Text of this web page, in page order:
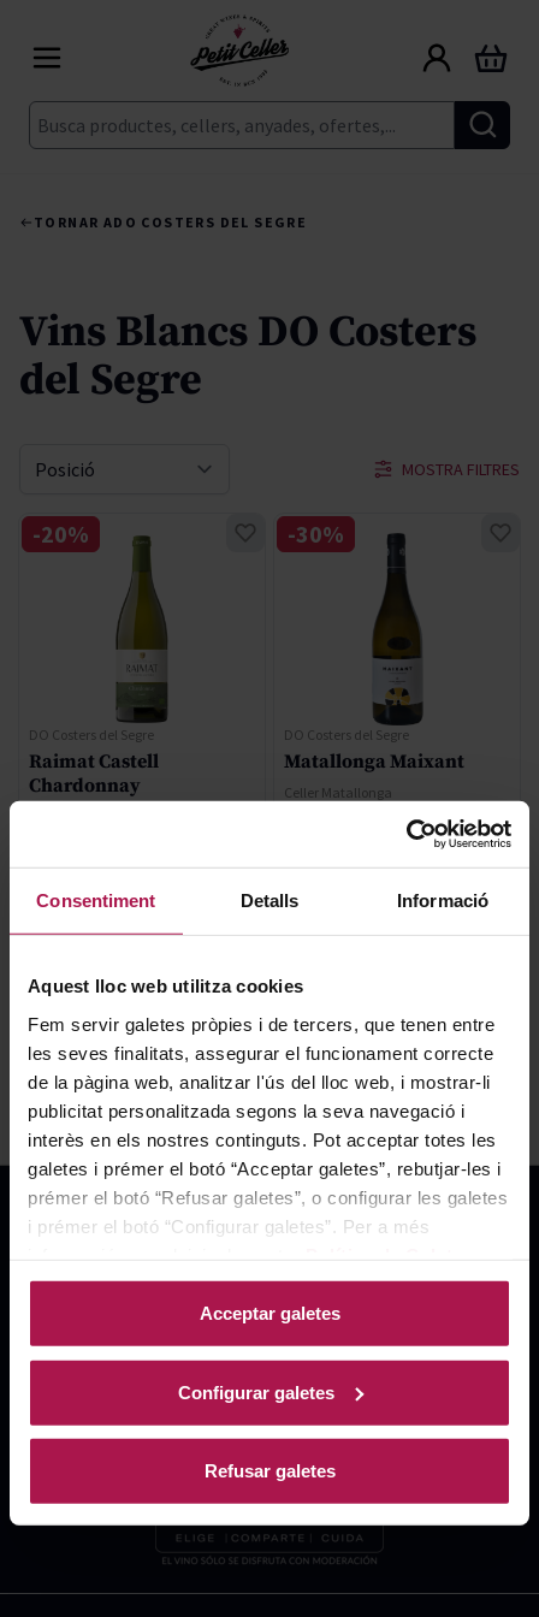
Consentiment Detalls Informació
Aquest lloc web utilitza cookies
Fem servir galetes pròpies i de tercers, que tenen entre
les seves finalitats, assegurar el funcionament correcte
de la pàgina web, analitzar l'ús del lloc web, i mostrar-li
publicitat personalitzada segons la seva navegació i
interès en els nostres continguts. Pot acceptar totes les
galetes i prémer el botó “Acceptar galetes”, rebutjar-les i
prémer el botó “Refusar galetes”, o configurar les galetes
i prémer el botó “Configurar galetes”. Per a més
Acceptar galetes
Configurar galetes
Refusar galetes
Cerca
Cart
TORNAR ADO COSTERS DEL SEGRE
Vins Blancs DO Costers
del Segre
MOSTRA FILTRES
Sort By
DO Costers del Segre
Raimat Castell
Chardonnay
Special Price
5,86 €
Regular Price
7,32 €
-20%
AFEGIR
DO Costers del Segre
Matallonga Maixant
Celler Matallonga
Special Price
9,28 €
Regular Price
13,25 €
-30%
AFEGIR